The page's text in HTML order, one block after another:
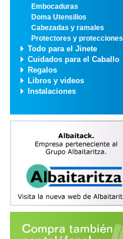
Embocaduras
Doma Utensilios
Cabezadas y ramales
Protectores y protecciones
Todo para el Jinete
Cuidados para el Caballo
Regalos
Libros y videos
Instalaciones